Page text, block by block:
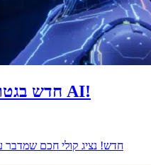
חדש בגטר! נציג שירות קולי מבוסס AI!
חדש! נציג קולי חכם שמדבר